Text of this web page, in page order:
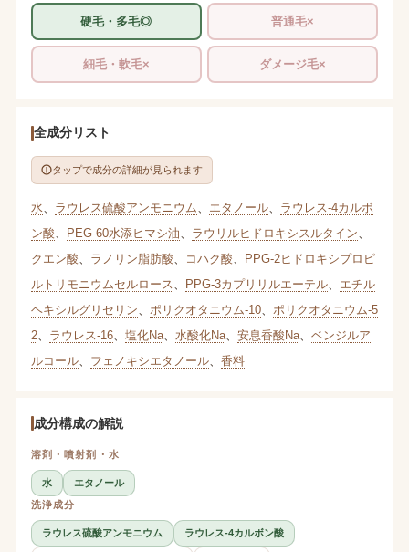
硬毛・多毛◎ 普通毛×
細毛・軟毛× ダメージ毛×
全成分リスト
タップで成分の詳細が見られます
水 ラウレス硫酸アンモニウム エタノール、 ラウレス-4カルボ
ン酸
PEG-60水添ヒマシ油 ラウリルヒドロキシスルタイン
クエン酸
ラノリン脂肪酸 コハク酸
PPG-2ヒドロキシプロピ
ルトリモニウムセルロース
PPG-3カプリリルエーテル、 エチル
ヘキシルグリセリン
ポリクオタニウム-10、 ポリクオタニウム-5
2、 ラウレス-16、 塩化Na、 水酸化Na、 安息香酸Na、 ベンジルア
ルコール、 フェノキシエタノール、 香料
成分構成の解説
溶剤・噴射剤・水
水
エタノール
洗浄成分
ラウレス硫酸アンモニウム ラウレス-4カルボン酸